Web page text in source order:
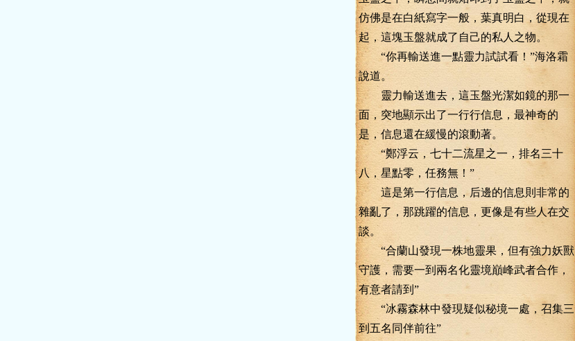
仿佛是在白紙寫字一般，葉真明白，從現在
起，這塊玉盤就成了自己的私人之物。
“你再輸送進一點靈力試試看！”海洛霜
說道。
靈力輸送進去，這玉盤光潔如鏡的那一
面，突地顯示出了一行行信息，最神奇的
是，信息還在緩慢的滾動著。
“鄭浮云，七十二流星之一，排名三十
八，星點零，任務無！”
這是第一行信息，后邊的信息則非常的
雜亂了，那跳躍的信息，更像是有些人在交
談。
“合蘭山發現一株地靈果，但有強力妖獸
守護，需要一到兩名化靈境巔峰武者合作，
有意者請到”
“冰霧森林中發現疑似秘境一處，召集三
到五名同伴前往”